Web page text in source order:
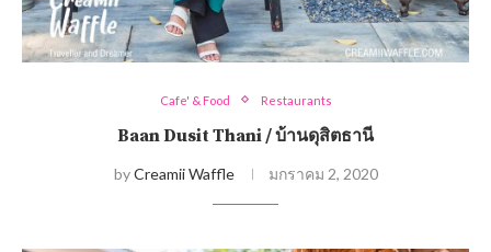
Cafe' & Food Restaurants
Baan Dusit Thani / บ้านดุสิตธานี
byCreamii Waffle มกราคม 2, 2020